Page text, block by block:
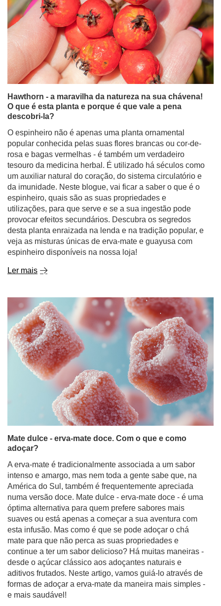
Hawthorn - a maravilha da natureza na sua chávena!
O que é esta planta e porque é que vale a pena
descobri-la?
O espinheiro não é apenas uma planta ornamental
popular conhecida pelas suas flores brancas ou cor-de-
rosa e bagas vermelhas - é também um verdadeiro
tesouro da medicina herbal. É utilizado há séculos como
um auxiliar natural do coração, do sistema circulatório e
da imunidade. Neste blogue, vai ficar a saber o que é o
espinheiro, quais são as suas propriedades e
utilizações, para que serve e se a sua ingestão pode
provocar efeitos secundários. Descubra os segredos
desta planta enraizada na lenda e na tradição popular, e
veja as misturas únicas de erva-mate e guayusa com
espinheiro disponíveis na nossa loja!
Ler mais
Mate dulce - erva-mate doce. Com o que e como
adoçar?
A erva-mate é tradicionalmente associada a um sabor
intenso e amargo, mas nem toda a gente sabe que, na
América do Sul, também é frequentemente apreciada
numa versão doce. Mate dulce - erva-mate doce - é uma
óptima alternativa para quem prefere sabores mais
suaves ou está apenas a começar a sua aventura com
esta infusão. Mas como é que se pode adoçar o chá
mate para que não perca as suas propriedades e
continue a ter um sabor delicioso? Há muitas maneiras -
desde o açúcar clássico aos adoçantes naturais e
aditivos frutados. Neste artigo, vamos guiá-lo através de
formas de adoçar a erva-mate da maneira mais simples -
e mais saudável!